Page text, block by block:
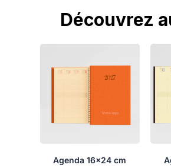
Découvrez
Agenda 16×24 cm